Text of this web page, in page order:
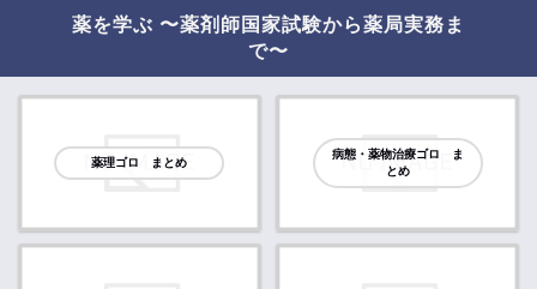
薬を学ぶ 〜薬剤師国家試験から薬局実務ま
で〜
薬理ゴロ まとめ
病態・薬物治療ゴロ ま
とめ